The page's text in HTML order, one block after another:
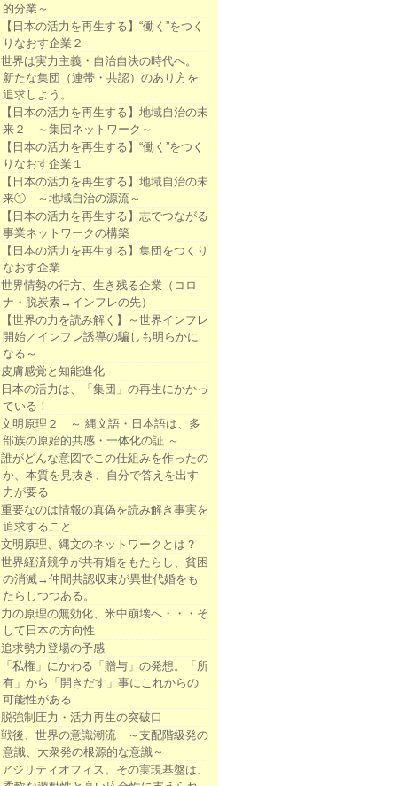
的分業～
【日本の活力を再生する】“働く”をつく
りなおす企業２
世界は実力主義・自治自決の時代へ。
新たな集団（連帯・共認）のあり方を
追求しよう。
【日本の活力を再生する】地域自治の未
来２ ～集団ネットワーク～
【日本の活力を再生する】“働く”をつく
りなおす企業１
【日本の活力を再生する】地域自治の未
来① ～地域自治の源流～
【日本の活力を再生する】志でつながる
事業ネットワークの構築
【日本の活力を再生する】集団をつくり
なおす企業
世界情勢の行方、生き残る企業（コロ
ナ・脱炭素→インフレの先）
【世界の力を読み解く】～世界インフレ
開始／インフレ誘導の騙しも明らかに
なる～
皮膚感覚と知能進化
日本の活力は、「集団」の再生にかかっ
ている！
文明原理２ ～ 縄文語・日本語は、多
部族の原始的共感・一体化の証 ～
誰がどんな意図でこの仕組みを作ったの
か、本質を見抜き、自分で答えを出す
力が要る
重要なのは情報の真偽を読み解き事実を
追求すること
文明原理、縄文のネットワークとは？
世界経済競争が共有婚をもたらし、貧困
の消滅→仲間共認収束が異世代婚をも
たらしつつある。
力の原理の無効化、米中崩壊へ・・・そ
して日本の方向性
追求勢力登場の予感
「私権」にかわる「贈与」の発想。「所
有」から「開きだす」事にこれからの
可能性がある
脱強制圧力・活力再生の突破口
戦後、世界の意識潮流 ～支配階級発の
意識、大衆発の根源的な意識～
アジリティオフィス。その実現基盤は、